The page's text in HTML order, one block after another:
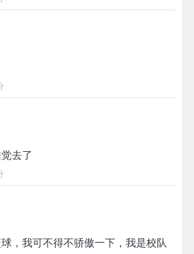
，我可不得不骄傲一下，我是校队